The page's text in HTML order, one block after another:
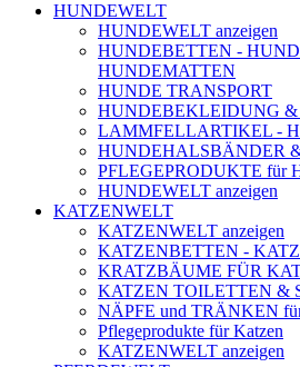
HUNDEWELT
HUNDEWELT anzeigen
HUNDEBETTEN -
HUNDEMATTEN
HUNDE TRANSPORT
HUNDEBEKLEIDUNG
LAMMFELLARTIKEL -
HUNDEHALSBÄNDER
PFLEGEPRODUKTE für
HUNDEWELT anzeigen
KATZENWELT
KATZENWELT anzeigen
KATZENBETTEN -
KRATZBÄUME FÜR
KATZEN TOILETTEN &
NÄPFE und TRÄNKEN
Pflegeprodukte für Katzen
KATZENWELT anzeigen